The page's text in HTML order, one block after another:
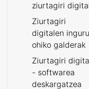
ziurtagiri
Ziurtagiri
digitalen
ohiko galderak
Ziurtagiri
- softwarea
deskargatzea